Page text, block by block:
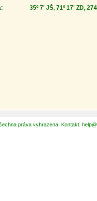
35º 7' JŠ, 71º 17' ZD,
práva vyhrazena. Kontakt: